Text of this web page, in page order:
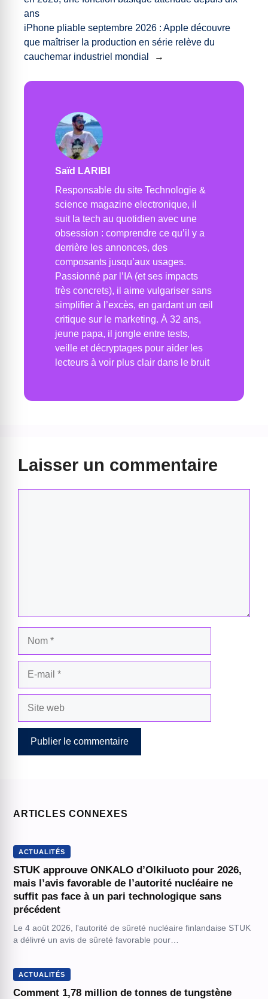
ans
iPhone pliable septembre 2026 : Apple découvre
que maîtriser la production en série relève du
cauchemar industriel mondial
→
Saïd LARIBI
Responsable du site Technologie &
science magazine electronique, il
suit la tech au quotidien avec une
obsession : comprendre ce qu’il y a
derrière les annonces, des
composants jusqu’aux usages.
Passionné par l’IA (et ses impacts
très concrets), il aime vulgariser sans
simplifier à l’excès, en gardant un œil
critique sur le marketing. À 32 ans,
jeune papa, il jongle entre tests,
veille et décryptages pour aider les
lecteurs à voir plus clair dans le bruit
Laisser un commentaire
ARTICLES CONNEXES
ACTUALITÉS
STUK approuve ONKALO d’Olkiluoto pour 2026,
mais l’avis favorable de l’autorité nucléaire ne
suffit pas face à un pari technologique sans
précédent
Le 4 août 2026, l'autorité de sûreté nucléaire finlandaise STUK
a délivré un avis de sûreté favorable pour…
ACTUALITÉS
Comment 1,78 million de tonnes de tungstène